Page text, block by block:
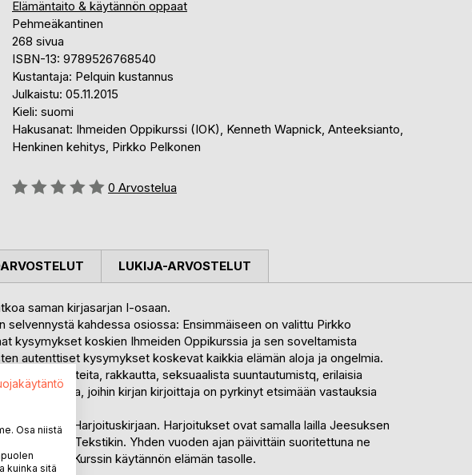
Elämäntaito & käytännön oppaat
Pehmeäkantinen
268 sivua
ISBN-13: 9789526768540
Kustantaja: Pelquin kustannus
Julkaistu: 05.11.2015
Kieli: suomi
Hakusanat: Ihmeiden Oppikurssi (IOK), Kenneth Wapnick, Anteeksianto,
Henkinen kehitys, Pirkko Pelkonen
Arvostelu::
0 Arvostelua
saman kirjasarjan I-osaan.
selvennystä kahdessa osiossa: Ensimmäiseen on valittu Pirkko
kysymykset koskien Ihmeiden Oppikurssia ja sen soveltamista
autenttiset kysymykset koskevat kaikkia elämän aloja ja ongelmia.
ihmissuhteita, rakkautta, seksuaalista suuntautumistq, erilaisia
parantumista, joihin kirjan kirjoittaja on pyrkinyt etsimään vastauksia
eli Harjoituskirjaan. Harjoitukset ovat samalla lailla Jeesuksen
kuin itse Tekstikin. Yhden vuoden ajan päivittäin suoritettuna ne
avaa Kurssin käytännön elämän tasolle.
LUKIJA-ARVOSTELUT
Osa niistä
kuinka sitä